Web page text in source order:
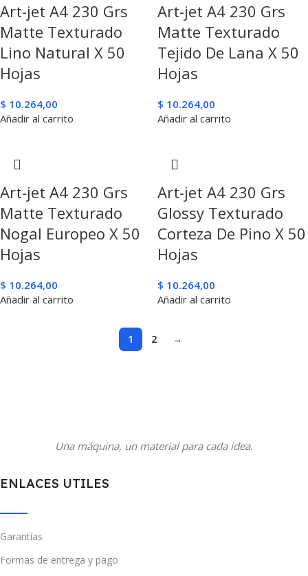
Art-jet A4 230 Grs
Matte Texturado
Lino Natural X 50
Hojas
$ 10.264,00
Añadir al carrito
Art-jet A4 230 Grs
Matte Texturado
Tejido De Lana X 50
Hojas
$ 10.264,00
Añadir al carrito
Art-jet A4 230 Grs
Matte Texturado
Nogal Europeo X 50
Hojas
$ 10.264,00
Añadir al carrito
Art-jet A4 230 Grs
Glossy Texturado
Corteza De Pino X 50
Hojas
$ 10.264,00
Añadir al carrito
1 2 →
Una máquina, un material para cada idea.
ENLACES UTILES
Garantías
Formas de entrega y pago